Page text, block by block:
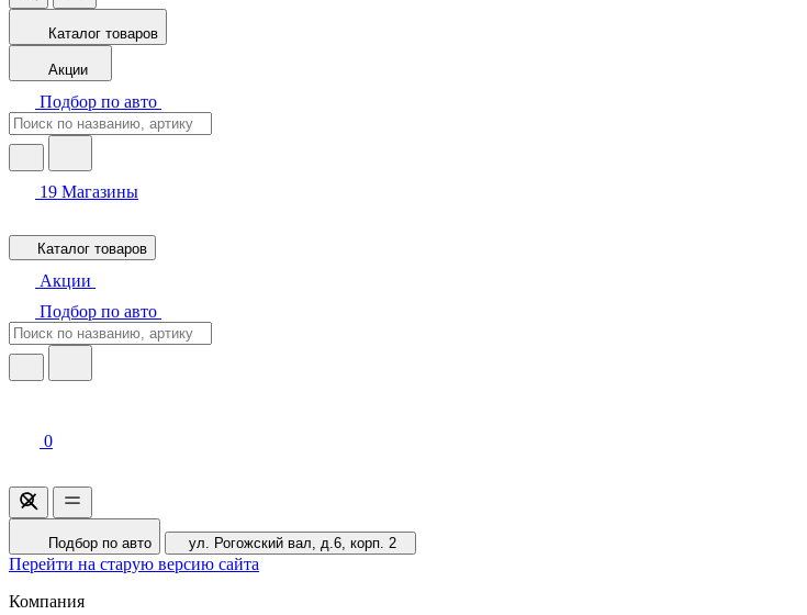
Каталог товаров
Акции
Подбор по авто
19 Магазины
Каталог товаров
Акции
Подбор по авто
0
Подбор по авто ул. Рогожский вал, д.6, корп. 2
Перейти на старую версию сайта
Компания